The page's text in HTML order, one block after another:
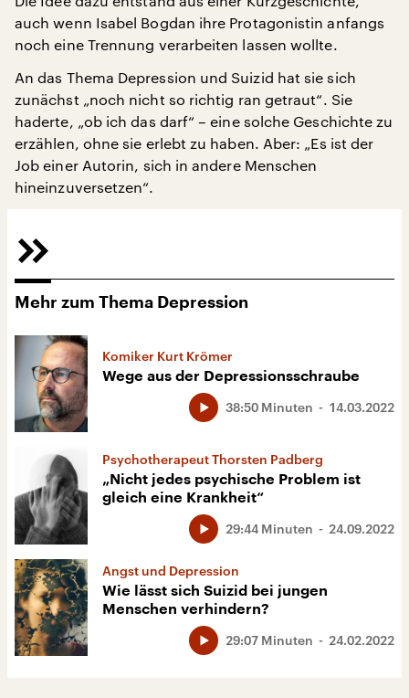
auch wenn Isabel Bogdan ihre Protagonistin anfangs
noch eine Trennung verarbeiten lassen wollte.
An das Thema Depression und Suizid hat sie sich
zunächst „noch nicht so richtig ran getraut“. Sie
haderte, „ob ich das darf“ – eine solche Geschichte zu
erzählen, ohne sie erlebt zu haben. Aber: „Es ist der
Job einer Autorin, sich in andere Menschen
hineinzuversetzen“.
Mehr zum Thema Depression
Komiker Kurt Krömer
Wege aus der Depressionsschraube
14.03.2022
38:50 Minuten
Psychotherapeut Thorsten Padberg
„Nicht jedes psychische Problem ist
gleich eine Krankheit“
24.09.2022
29:44 Minuten
Angst und Depression
Wie lässt sich Suizid bei jungen
Menschen verhindern?
24.02.2022
29:07 Minuten